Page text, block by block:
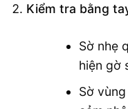
Kiểm tra bằng
Sờ nhẹ
hiện gờ
Sờ